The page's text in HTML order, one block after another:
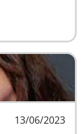
13/06/2023